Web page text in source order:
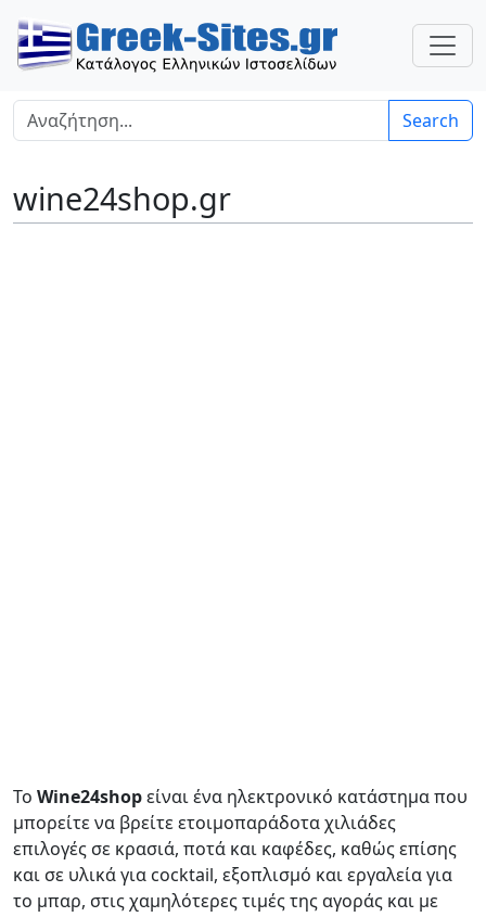
Search
wine24shop.gr
Το Wine24shopείναι ένα ηλεκτρονικό κατάστημα που
μπορείτε να βρείτε ετοιμοπαράδοτα χιλιάδες
επιλογές σε κρασιά, ποτά και καφέδες, καθώς επίσης
και σε υλικά για cocktail, εξοπλισμό και εργαλεία για
το μπαρ, στις χαμηλότερες τιμές της αγοράς και με